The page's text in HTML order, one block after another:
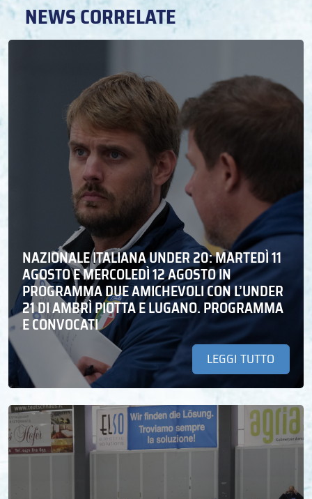
NEWS CORRELATE
NAZIONALE ITALIANA UNDER 20: MARTEDÌ 11
AGOSTO E MERCOLEDÌ 12 AGOSTO IN
PROGRAMMA DUE AMICHEVOLI CON L’UNDER
21 DI AMBRÌ PIOTTA E LUGANO. PROGRAMMA
E CONVOCATI
LEGGI TUTTO